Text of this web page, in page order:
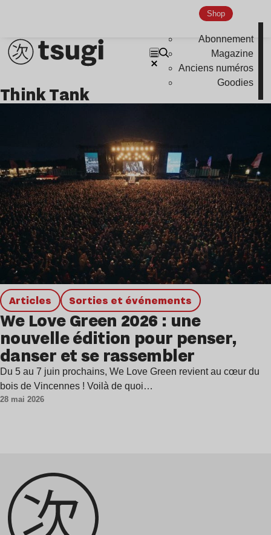
Shop
Abonnement
Magazine
Anciens numéros
Goodies
Think Tank
Articles Sorties et événements
We Love Green 2026 : une
nouvelle édition pour penser,
danser et se rassembler
Du 5 au 7 juin prochains, We Love Green revient au cœur du
bois de Vincennes ! Voilà de quoi…
28 mai 2026